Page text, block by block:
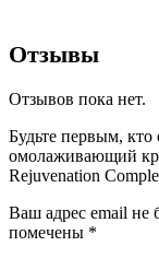
Отзывы
Отзывов пока нет.
Будьте первым,
омолаживающий
Rejuvenation
Ваш адрес email не
помечены *